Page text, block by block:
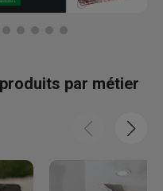
par métier